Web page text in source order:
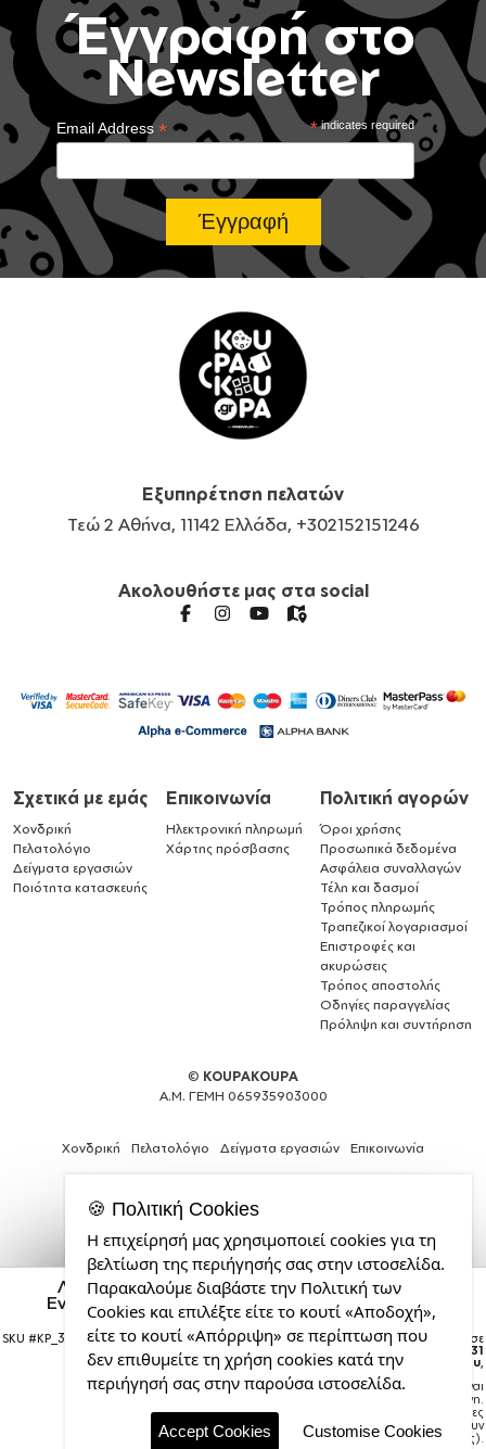
Λαγοκέφαλος Wanted Dead or Alive, Καπέλο
Ενηλίκων Ultimate ΜΑΥΡΟ, (100% ΒΑΜΒΑΚΕΡΟ
DRILL, ΕΝΗΛΙΚΩΝ, UNISEX, ONE SIZE)
SKU #KP_34483_cap-ultimate-black Η παραγγελία σας θα παραδοθεί σε
courier έως την Δευτέρα 31
Αυγούστου,
Σημείωση:Η παράδοση στο courier είναι
εκτιμώμενη.
1–3 εργάσιμες
ημέρες (ενδέχεται να υπάρξουν
καθυστερήσεις).
Έγγραφή στο
Newsletter
*indicates required
Email Address*
Εξυπηρέτηση πελατών
Τεώ 2 Αθήνα, 11142 Ελλάδα, +302152151246
Ακολουθήστε μας στα social
Σχετικά με εμάς
Χονδρική
Πελατολόγιο
Δείγματα εργασιών
Ποιότητα κατασκευής
Επικοινωνία
Ηλεκτρονική πληρωμή
Χάρτης πρόσβασης
Πολιτική αγορών
Όροι χρήσης
Προσωπικά δεδομένα
Ασφάλεια συναλλαγών
Τέλη και δασμοί
Τρόπος πληρωμής
Τραπεζικοί λογαριασμοί
Επιστροφές και
ακυρώσεις
Τρόπος αποστολής
Οδηγίες παραγγελίας
Πρόληψη και συντήρηση
© KOUPAKOUPA
Α.Μ. ΓΕΜΗ 065935903000
Χονδρική Πελατολόγιο Δείγματα εργασιών Επικοινωνία
Expert
Web
Development
Services
από
την
CDL.gr
🍪 Πολιτική Cookies
Η επιχείρησή μας χρησιμοποιεί cookies για τη
βελτίωση της περιήγησής σας στην ιστοσελίδα.
Παρακαλούμε διαβάστε την Πολιτική των
Cookies και επιλέξτε είτε το κουτί «Αποδοχή»,
είτε το κουτί «Απόρριψη» σε περίπτωση που
δεν επιθυμείτε τη χρήση cookies κατά την
περιήγησή σας στην παρούσα ιστοσελίδα.
Accept Cookies Customise Cookies